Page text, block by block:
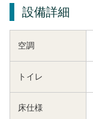
設備詳細
空調
トイレ
床仕様